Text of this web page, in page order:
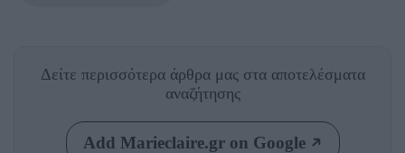
Δείτε περισσότερα άρθρα μας στα αποτελέσματα
αναζήτησης
Add Marieclaire.gr on Google